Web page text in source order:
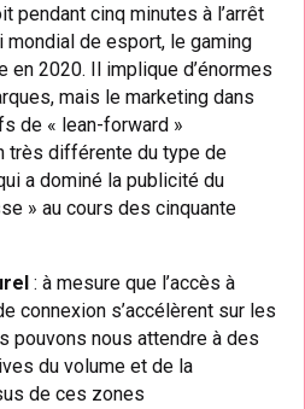
pendant cinq minutes à l’arrêt
mondial de esport, le gaming
en 2020. Il implique d’énormes
mais le marketing dans
de « lean-forward »
très différente du type de
a dominé la publicité du
» au cours des cinquante
: à mesure que l’accès à
connexion s’accélèrent sur les
pouvons nous attendre à des
du volume et de la
de ces zones